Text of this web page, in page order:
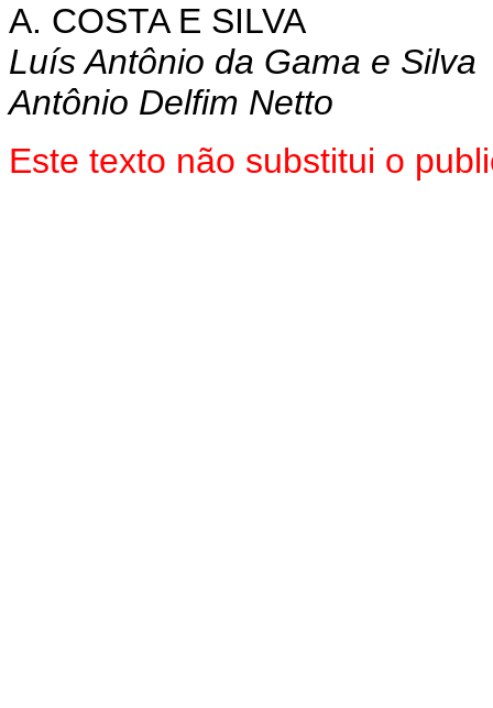
A. COSTA E SILVA
Luís Antônio da Gama e Silva
Antônio Delfim Netto
Este texto não substitui o